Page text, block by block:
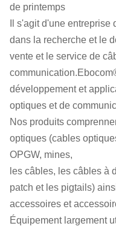
de printemps
Il s'agit d'une
dans la recherche et le
vente et le service de
développement et
optiques et de
Nos produits
optiques (cables
OPGW, mines,
les câbles, les câbles à
patch et les pigtails)
accessoires et
Équipement largement